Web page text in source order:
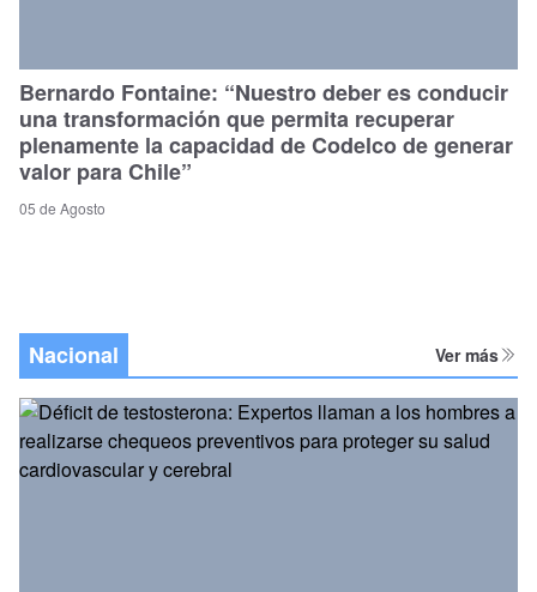
Bernardo Fontaine: “Nuestro deber es conducir
una transformación que permita recuperar
plenamente la capacidad de Codelco de generar
valor para Chile”
05 de Agosto
Nacional Ver más